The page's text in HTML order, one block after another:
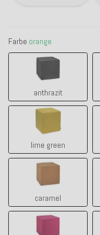
Farbe orange
anthrazit
anthrazit
lime green
lime green
caramel
caramel
fuchsia